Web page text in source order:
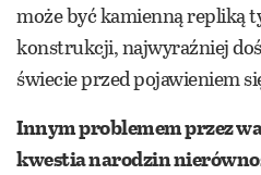
może być kamienną repliką
konstrukcji, najwyraźniej
świecie przed pojawieniem
Innym problemem przez
kwestia narodzin